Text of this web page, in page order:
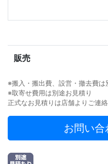
販売
※搬入・搬出費、設営・撤去費は
※取寄せ費用は別途お見積り
正式なお見積りは店舗よりご連絡
お問い合